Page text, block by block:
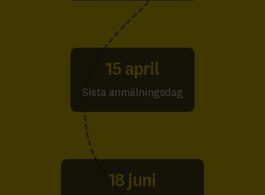
15 april
Sista anmälningsdag
18 juni